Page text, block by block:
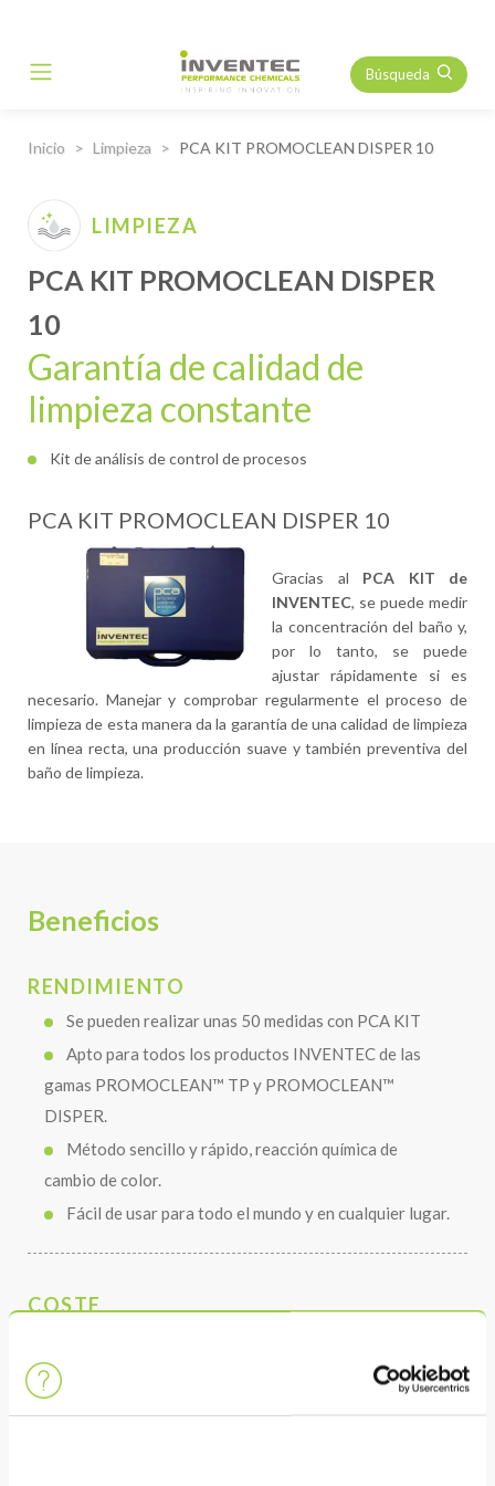
Main Navigation Búsqueda
Inicio Limpieza PCA KIT PROMOCLEAN DISPER 10
LIMPIEZA
PCA KIT PROMOCLEAN DISPER
10
Garantía de calidad de
limpieza constante
Kit de análisis de control de procesos
PCA KIT PROMOCLEAN DISPER 10
Gracias al PCA KIT de
INVENTEC, se puede medir
la concentración del baño y,
por lo tanto, se puede
ajustar rápidamente si es
necesario. Manejar y comprobar regularmente el proceso de
limpieza de esta manera da la garantía de una calidad de limpieza
en línea recta, una producción suave y también preventiva del
baño de limpieza.
Beneficios
RENDIMIENTO
Se pueden realizar unas 50 medidas con PCA KIT
Apto para todos los productos INVENTEC de las
gamas PROMOCLEAN™ TP y PROMOCLEAN™
DISPER.
Método sencillo y rápido, reacción química de
cambio de color.
Fácil de usar para todo el mundo y en cualquier lugar.
COSTE
concentración de un baño PROMOCLEAN™.